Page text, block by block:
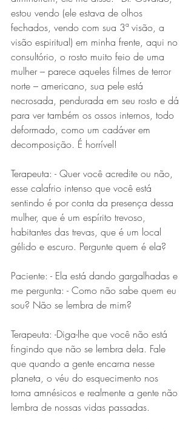
estou vendo (ele estava de olhos
fechados, vendo com sua 3ª visão, a
visão espiritual) em minha frente, aqui no
consultório, o rosto muito feio de uma
mulher – parece aqueles filmes de terror
norte – americano, sua pele está
necrosada, pendurada em seu rosto e dá
para ver também os ossos internos, todo
deformado, como um cadáver em
decomposição. É horrível!
Terapeuta: - Quer você acredite ou não,
esse calafrio intenso que você está
sentindo é por conta da presença dessa
mulher, que é um espírito trevoso,
habitantes das trevas, que é um local
gélido e escuro. Pergunte quem é ela?
Paciente: - Ela está dando gargalhadas e
me pergunta: - Como não sabe quem eu
sou? Não se lembra de mim?
Terapeuta: -Diga-lhe que você não está
fingindo que não se lembra dela. Fale
que quando a gente encarna nesse
planeta, o véu do esquecimento nos
torna amnésicos e realmente a gente não
lembra de nossas vidas passadas.